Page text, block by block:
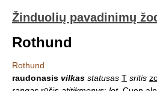
Žinduolių pavadinimų
Rothund
Rothund
raudonasis vilkas statusas T sritis